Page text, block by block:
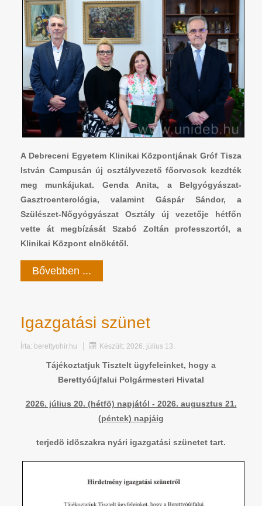
A Debreceni Egyetem Klinikai Központjának Gróf Tisza
István Campusán új osztályvezető főorvosok kezdték
meg munkájukat. Genda Anita, a Belgyógyászat-
Gasztroenterológia, valamint Gáspár Sándor, a
Szülészet-Nőgyógyászat Osztály új vezetője hétfőn
vette át megbízását Szabó Zoltán professzortól, a
Klinikai Központ elnökétől.
Bővebben ...
Igazgatási szünet
Írta: berettyohir.hu Készült: 2026. július 13.
Tájékoztatjuk Tisztelt ügyfeleinket, hogy a
Berettyóújfalui Polgármesteri Hivatal
2026. július 20. (hétfö) napjától - 2026. augusztus 21.
(péntek) napjáig
terjedö idöszakra nyári igazgatási szünetet tart.